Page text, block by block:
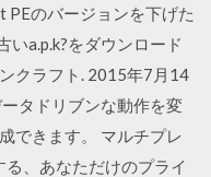
のバージョンを下げた
いa.p.k?をダウンロード
クラフト. 2015年7月14
タドリブンな動作を変
できます。 マルチプレ
、あなただけのプライ